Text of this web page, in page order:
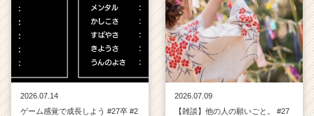
2026.07.14
ゲーム感覚で成長しよう #27卒 #2
2026.07.09
【雑談】他の人の願いごと。 #27